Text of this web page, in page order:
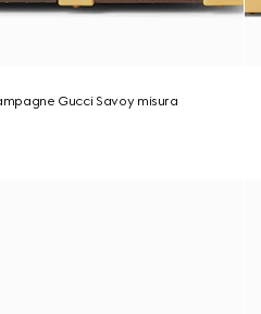
Gucci Savoy misura